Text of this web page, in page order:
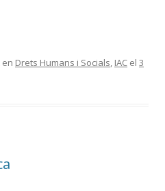
Drets Humans i Socials IAC el 3